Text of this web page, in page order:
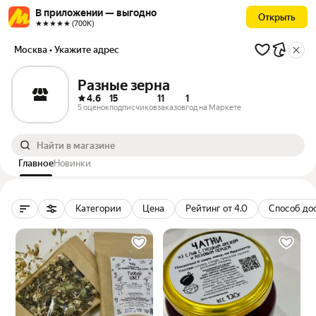
В приложении — выгодно
★★★★★ (700К)
Открыть
Москва • Укажите адрес
Разные зерна
4.6
5 оценок
15
подписчиков
11
заказов
1
год на Маркете
ГлавноеНовинки
Категории Цена Рейтинг от 4.0 Способ